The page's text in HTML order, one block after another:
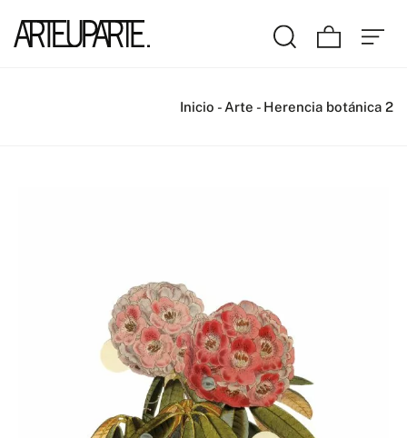
Inicio - Arte - Herencia botánica 2